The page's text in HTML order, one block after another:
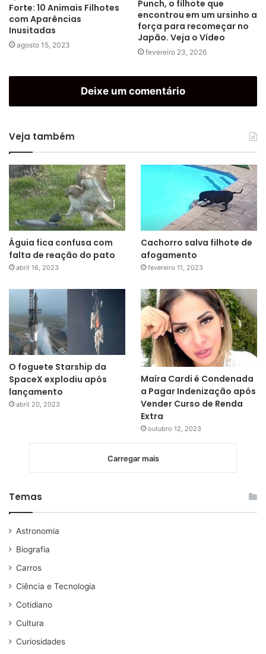
Forte: 10 Animais Filhotes
com Aparências
Inusitadas
agosto 15, 2023
Punch, o filhote que
encontrou em um ursinho a
força para recomeçar no
Japão. Veja o Vídeo
fevereiro 23, 2026
Deixe um comentário
Veja também
Águia fica confusa com
falta de reação do pato
abril 16, 2023
Cachorro salva filhote de
afogamento
fevereiro 11, 2023
O foguete Starship da
SpaceX explodiu após
lançamento
abril 20, 2023
Maíra Cardi é Condenada
a Pagar Indenização após
Vender Curso de Renda
Extra
outubro 12, 2023
Carregar mais
Temas
Astronomia
Biografia
Carros
Ciência e Tecnologia
Cotidiano
Cultura
Curiosidades